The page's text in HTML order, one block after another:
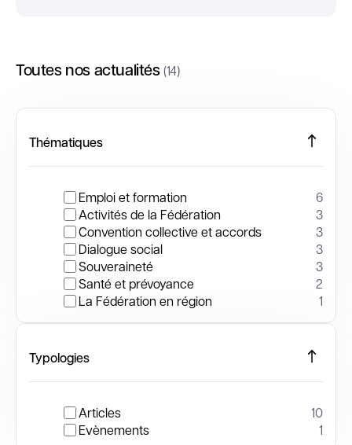
Toutes nos actualités(14)
Thématiques
Emploi et formation
6
Activités de la Fédération
3
Convention collective et accords
3
Dialogue social
3
Souveraineté
3
Santé et prévoyance
2
La Fédération en région
1
Typologies
Articles
10
Evènements
1